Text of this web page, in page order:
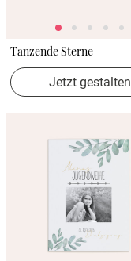
Tanzende Sterne
Jetzt gestalten